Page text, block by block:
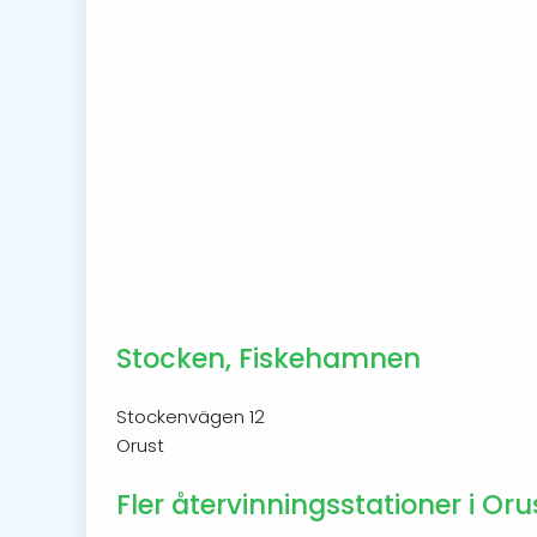
Stocken, Fiskehamnen
Stockenvägen 12
Orust
Fler återvinningsstationer i